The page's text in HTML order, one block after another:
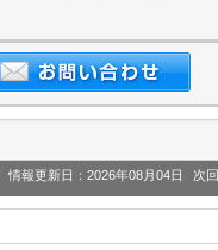
情報更新日：2026年08月04日 次